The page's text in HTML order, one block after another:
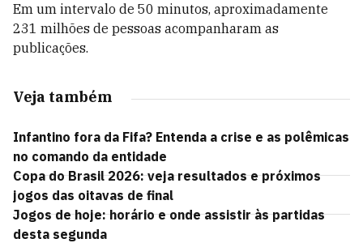
Em um intervalo de 50 minutos, aproximadamente
231 milhões de pessoas acompanharam as
publicações.
Veja também
Infantino fora da Fifa? Entenda a crise e as polêmicas
no comando da entidade
Copa do Brasil 2026: veja resultados e próximos
jogos das oitavas de final
Jogos de hoje: horário e onde assistir às partidas
desta segunda